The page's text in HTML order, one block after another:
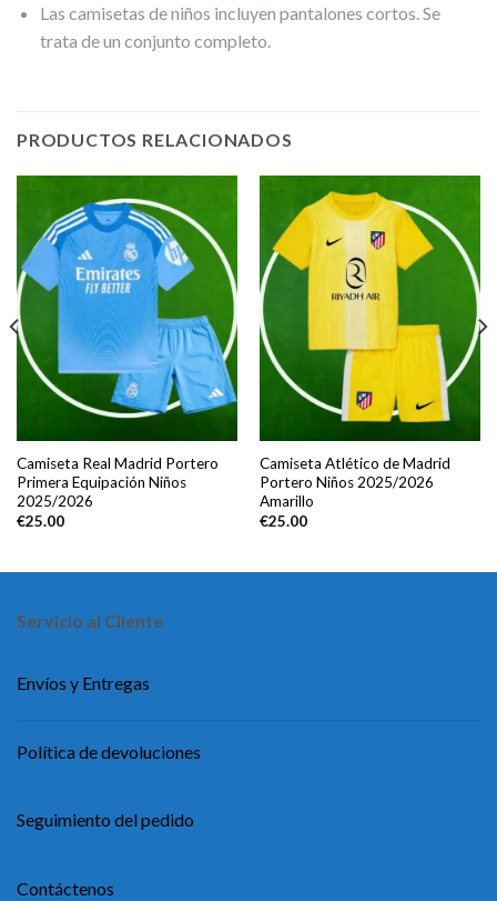
Las camisetas de niños incluyen pantalones cortos. Se
trata de un conjunto completo.
PRODUCTOS RELACIONADOS
Camiseta Real Madrid Portero
Primera Equipación Niños
2025/2026
€25.00
Camiseta Atlético de Madrid
Portero Niños 2025/2026
Amarillo
€25.00
Servicio al Cliente
Envíos y Entregas
Política de devoluciones
Seguimiento del pedido
Contáctenos